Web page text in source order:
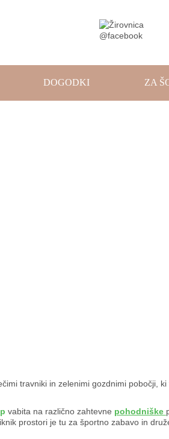
DOGODKI ZA
travniki in zelenimi gozdnimi pobočji,
vabita na različno zahtevne pohodniške
prostori je tu za športno zabavo in